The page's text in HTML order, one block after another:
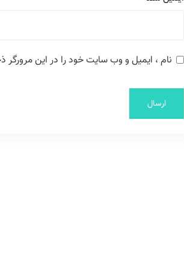
نام ، ایمیل و وب سایت خود را در این مرورگر